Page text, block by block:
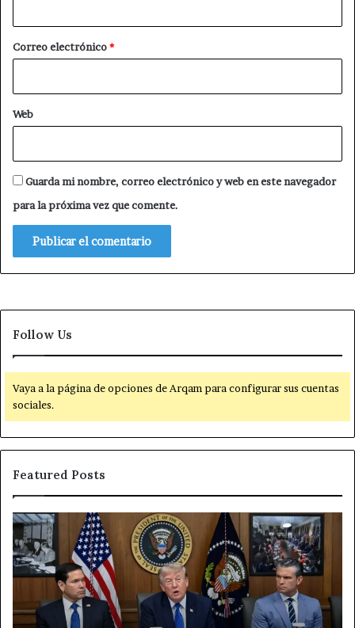
*
Correo electrónico*
Web
Guarda mi nombre, correo electrónico y web en este navegador
para la próxima vez que comente.
Follow Us
Vaya a la página de opciones de Arqam para configurar sus cuentas
sociales.
Featured Posts
Supuesto
choque
entre
Trump
Hegseth:
Casa